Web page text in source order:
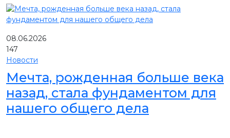
08.06.2026
147
Новости
Мечта, рожденная больше века
назад, стала фундаментом для
нашего общего дела